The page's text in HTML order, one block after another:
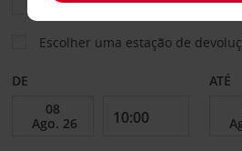
Escolher uma estação de
DE ATÉ